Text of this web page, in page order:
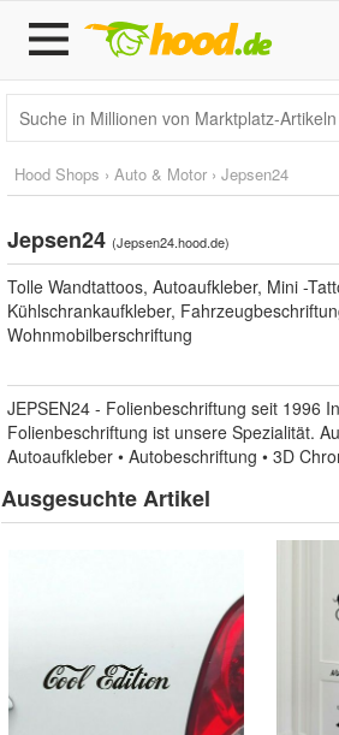
Hood Shops › Auto & Motor › Jepsen24
Jepsen24 (Jepsen24.hood.de)
Tolle Wandtattoos, Autoaufkleber, Mini -
Kühlschrankaufkleber,
Wohnmobilberschriftung
JEPSEN24 - Folienbeschriftung seit 1996
Folienbeschriftung ist unsere Spezialität.
Autoaufkleber • Autobeschriftung • 3D
Ausgesuchte Artikel